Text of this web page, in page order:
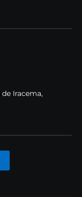
de Iracema,